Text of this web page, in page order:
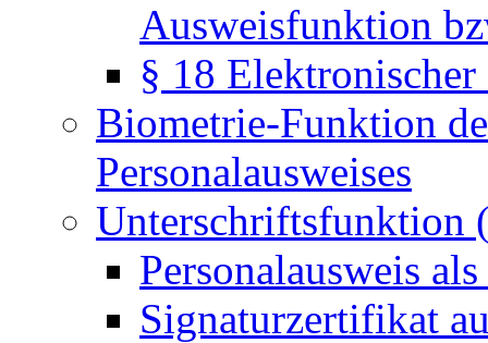
Ausweisfunktion
§ 18
Biometrie-Funktion
Personalausweises
Unterschriftsfunktion
Personalausweis
Signaturzertifikat